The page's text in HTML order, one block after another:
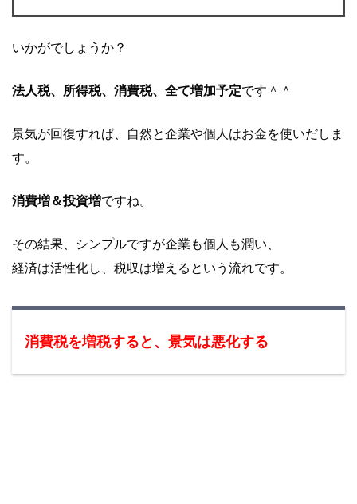
いかがでしょうか？
法人税、所得税、消費税、全て増加予定です＾＾
景気が回復すれば、自然と企業や個人はお金を使いだしま
す。
消費増＆投資増ですね。
その結果、シンプルですが企業も個人も潤い、
経済は活性化し、税収は増えるという流れです。
消費税を増税すると、景気は悪化する